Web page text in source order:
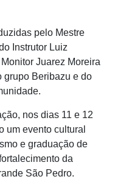
pelo Mestre
Instrutor Luiz
Juarez Moreira
grupo Beribazu e do
nos dias 11 e 12
um evento cultural
e graduação de
da
São Pedro.